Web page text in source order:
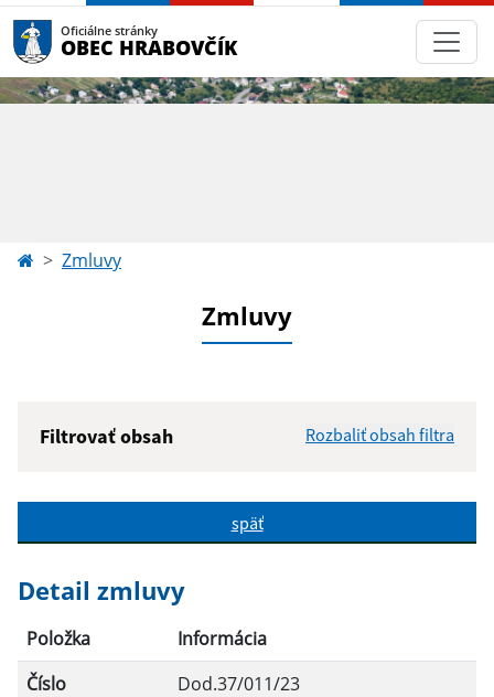
Oficiálne stránky
OBEC HRABOVČÍK
Zmluvy
Zmluvy
Filtrovať obsah
Rozbaliť obsah filtra
Hľadať v:
Dátum od:
späť
Detail zmluvy
Položka
Informácia
Číslo
Dod.37/011/23